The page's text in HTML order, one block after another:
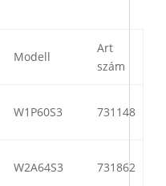
Modell
Art
szám
W1P60S3 731148
W2A64S3 731862